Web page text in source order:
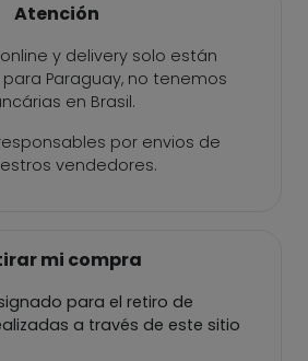
Atención
y delivery solo están
Paraguay, no tenemos
en Brasil.
por envios de
vendedores.
mi compra
para el retiro de
a través de este sitio